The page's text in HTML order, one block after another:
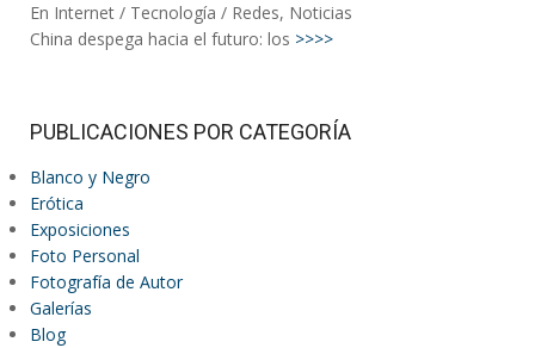
En Internet / Tecnología / Redes, Noticias
China despega hacia el futuro: los >>>>
PUBLICACIONES POR CATEGORÍA
Blanco y Negro
Erótica
Exposiciones
Foto Personal
Fotografía de Autor
Galerías
Blog